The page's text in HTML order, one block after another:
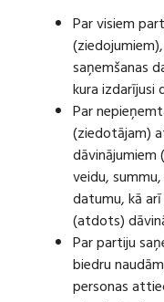
Par visiem
saņemšanas
kura izdarījusi
Par
(ziedotājam)
veidu,
datumu, kā
(atdots)
Par partiju
biedru
personas